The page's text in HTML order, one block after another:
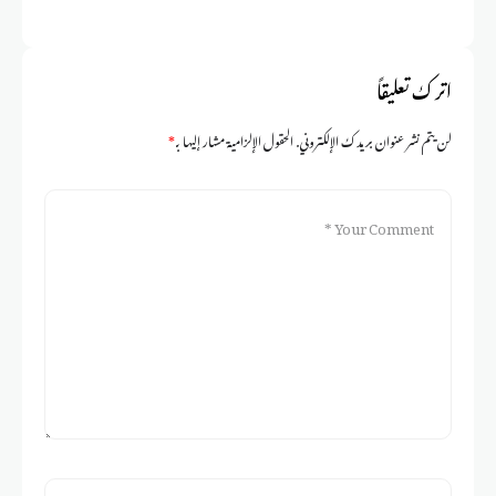
اترك تعليقاً
لن يتم نشر عنوان بريدك الإلكتروني.الحقول الإلزامية مشار إليها بـ*